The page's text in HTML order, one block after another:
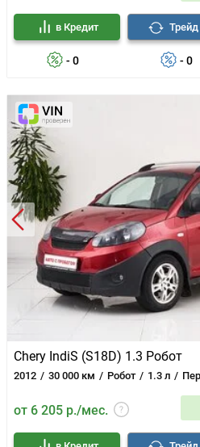
- 0
в Кредит
- 0
Chery IndiS (S18D) 1.3 Робот
2012 30 000 км Робот 1.3 л
от 6 205 р./мес.